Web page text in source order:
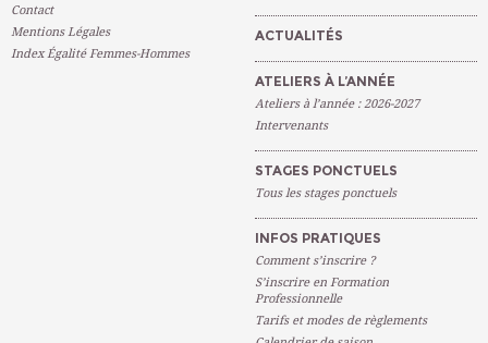
Contact
Mentions Légales
Index Égalité Femmes-Hommes
ACTUALITÉS
ATELIERS À L’ANNÉE
Ateliers à l’année : 2026-2027
Intervenants
STAGES PONCTUELS
Tous les stages ponctuels
INFOS PRATIQUES
Comment s’inscrire ?
S’inscrire en Formation
Professionnelle
Tarifs et modes de règlements